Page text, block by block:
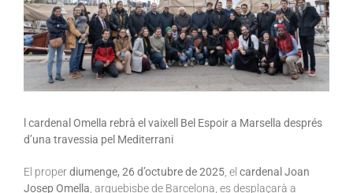
l cardenal Omella rebrà el vaixell Bel Espoir a Marsella després
d’una travessia pel Mediterrani
El properdiumenge, 26 d’octubre de 2025, el cardenal Joan
Josep Omella, arquebisbe de Barcelona, es desplaçarà a